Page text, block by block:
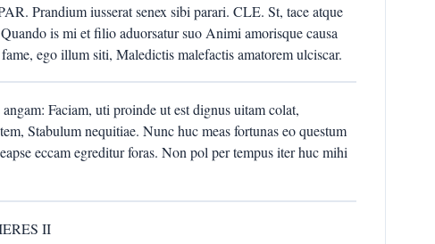
Prandium iusserat senex sibi parari. CLE. St, tace atque
is mi et filio aduorsatur suo Animi amorisque causa
ego illum siti, Maledictis malefactis amatorem ulciscar.
Faciam, uti proinde ut est dignus uitam colat,
Stabulum nequitiae. Nunc huc meas fortunas eo questum
eccam egreditur foras. Non pol per tempus iter huc mihi
II